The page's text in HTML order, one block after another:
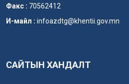
Факс : 70562412
И-майл : infoazdtg@khentii.gov.mn
САЙТЫН ХАНДАЛТ